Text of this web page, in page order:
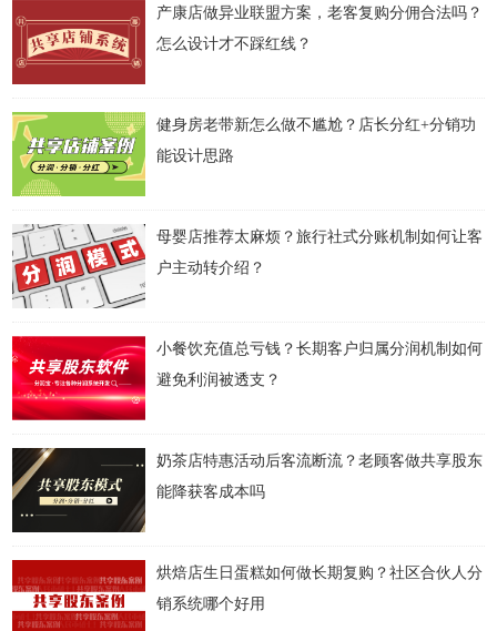
产康店做异业联盟方案，老客复购分佣合法吗？
怎么设计才不踩红线？
健身房老带新怎么做不尴尬？店长分红+分销功
能设计思路
母婴店推荐太麻烦？旅行社式分账机制如何让客
户主动转介绍？
小餐饮充值总亏钱？长期客户归属分润机制如何
避免利润被透支？
奶茶店特惠活动后客流断流？老顾客做共享股东
能降获客成本吗
烘焙店生日蛋糕如何做长期复购？社区合伙人分
销系统哪个好用